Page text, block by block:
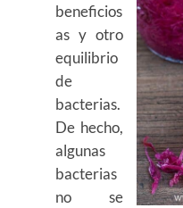
beneficios
as y otro
equilibrio
de
bacterias.
De hecho,
algunas
bacterias
no se